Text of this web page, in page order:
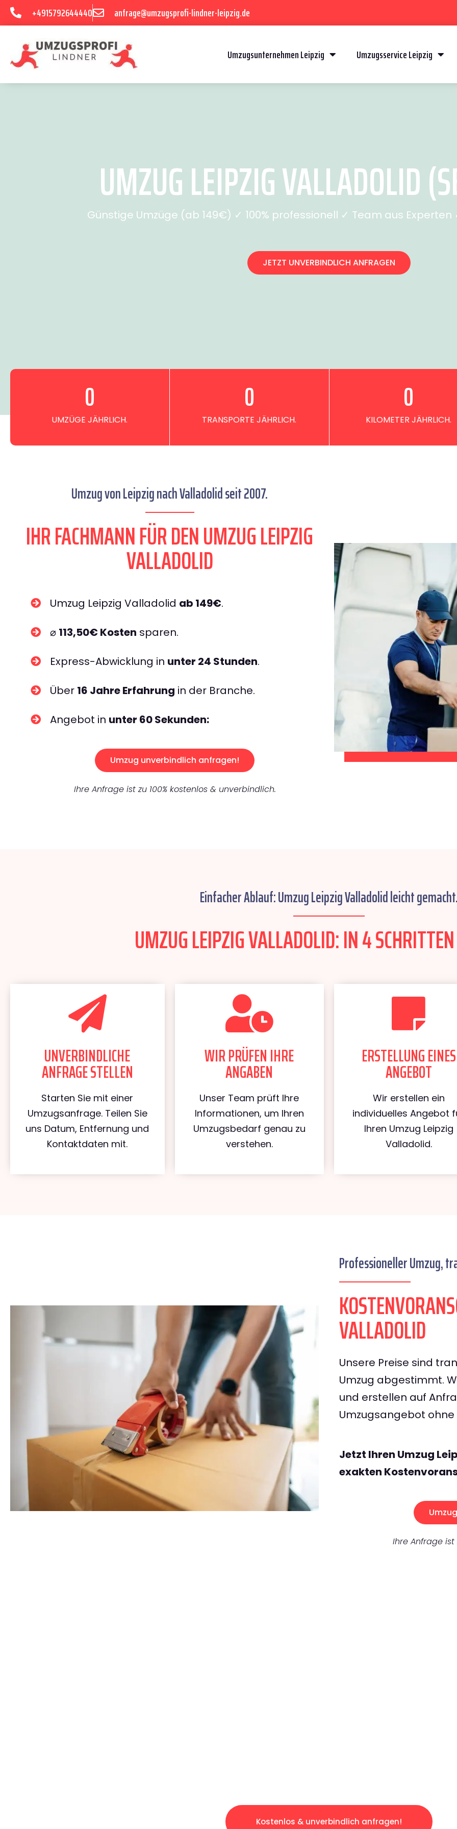
+4915792644440 anfrage@umzugsprofi-lindner-leipzig.de
Umzugsunternehmen Leipzig Umzugsservice Leipzig
UMZUG LEIPZIG VALLADOLID
Günstige Umzüge (ab 149€) ✓ 100% professionell ✓ Team aus
JETZT UNVERBINDLICH ANFRAGEN
UMZÜGE JÄHRLICH.
0
TRANSPORTE JÄHRLICH.
0
KILOMETER JÄHRLICH.
0
Umzug von Leipzig nach Valladolid seit 2007.
IHR FACHMANN FÜR DEN UMZUG LEIPZIG
VALLADOLID
Umzug Leipzig Valladolid ab 149€.
⌀ 113,50€ Kosten sparen.
Express-Abwicklung in unter 24 Stunden.
Über 16 Jahre Erfahrung in der Branche.
Angebot in unter 60 Sekunden:
Umzug unverbindlich anfragen!
Ihre Anfrage ist zu 100% kostenlos & unverbindlich.
Einfacher Ablauf: Umzug Leipzig Valladolid leicht
UMZUG LEIPZIG VALLADOLID: IN 4
UNVERBINDLICHE
ANFRAGE STELLEN
Starten Sie mit einer
Umzugsanfrage. Teilen Sie
uns Datum, Entfernung und
Kontaktdaten mit.
WIR PRÜFEN IHRE
ANGABEN
Unser Team prüft Ihre
Informationen, um Ihren
Umzugsbedarf genau zu
verstehen.
ERSTELLUNG EINES
ANGEBOT
Wir erstellen ein
individuelles Angebot
Ihren Umzug Leipzig
Valladolid.
Professioneller Umzug,
VALLADOLID
Unsere Preise sind
Umzug abgestimmt.
und erstellen auf
Umzugsangebot
Jetzt Ihren Umzug
exakten
Ihre Anfrage ist
Kostenlos & unverbindlich anfragen!